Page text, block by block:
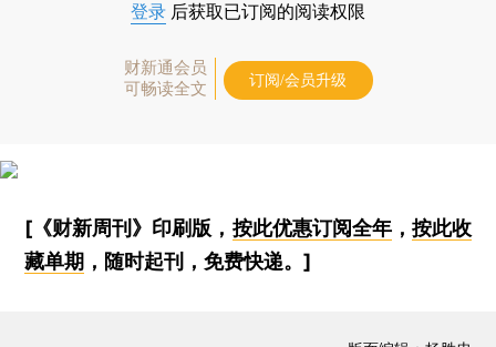
登录 后获取已订阅的阅读权限
财新通会员
可畅读全文
订阅/会员升级
[《财新周刊》印刷版， 按此优惠订阅全年， 按此收
藏单期 ，随时起刊，免费快递。]